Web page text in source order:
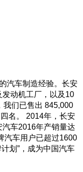
汽车制造经验。长安
动机工厂，以及10
们已售出 845,000
名。 2014年，长安
车2016年产销量达
汽车用户已超过1600
划”，成为中国汽车